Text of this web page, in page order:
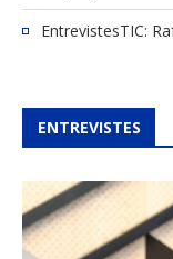
EntrevistesTIC:
ENTREVISTES